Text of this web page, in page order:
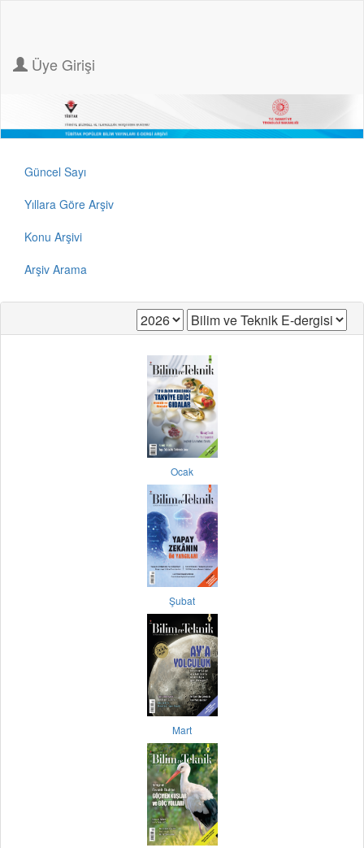
Üye Girişi
Güncel Sayı
Yıllara Göre Arşiv
Konu Arşivi
Arşiv Arama
Ocak
Şubat
Mart